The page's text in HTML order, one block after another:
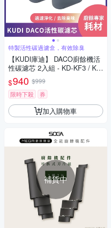
特製活性碳過濾盒，有效除臭
【KUDI庫迪】 DACO廚餘機活
性碳濾芯 2入組 - KD-KF3 / KD
-KF4專用
$940 $999
限時下殺
券
加入購物車
補貨中